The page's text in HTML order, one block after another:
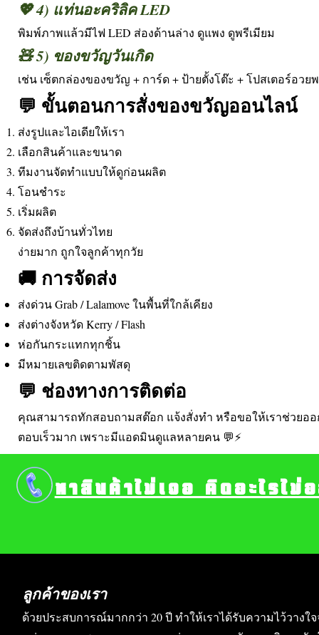
💖 4) แท่นอะคริลิค LED
พิมพ์ภาพแล้วมีไฟ LED ส่องด้านล่าง ดูแพง ดูพรีเมียม
🧸 5) ของขวัญวันเกิด
เช่น เซ็ตกล่องของขวัญ + การ์ด + ป้ายตั้งโต๊ะ + โปสเตอร์อวย
💬 ขั้นตอนการสั่งของขวัญออนไลน์
ส่งรูปและไอเดียให้เรา
เลือกสินค้าและขนาด
ทีมงานจัดทำแบบให้ดูก่อนผลิต
โอนชำระ
เริ่มผลิต
จัดส่งถึงบ้านทั่วไทย
ง่ายมาก ถูกใจลูกค้าทุกวัย
🚚 การจัดส่ง
ส่งด่วน Grab / Lalamove ในพื้นที่ใกล้เคียง
ส่งต่างจังหวัด Kerry / Flash
ห่อกันกระแทกทุกชิ้น
มีหมายเลขติดตามพัสดุ
💬 ช่องทางการติดต่อ
คุณสามารถทักสอบถามสต๊อก แจ้งสั่งทำ หรือขอให้เราช่วยออ
ตอบเร็วมาก เพราะมีแอดมินดูแลหลายคน 💬⚡
ลูกค้าของเรา
ด้วยประสบการณ์มากกว่า 20 ปี ทำให้เราได้รับความไว้วา
หาสินค้าไม่เจอ คิดอะไรไ